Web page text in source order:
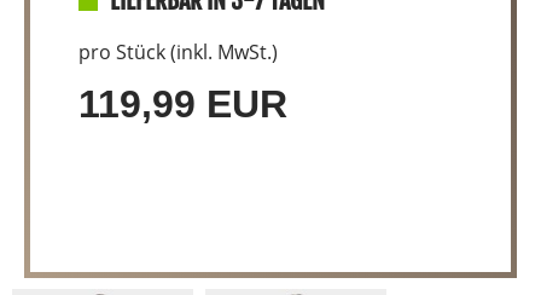
pro Stück (inkl. MwSt.)
119,99 EUR